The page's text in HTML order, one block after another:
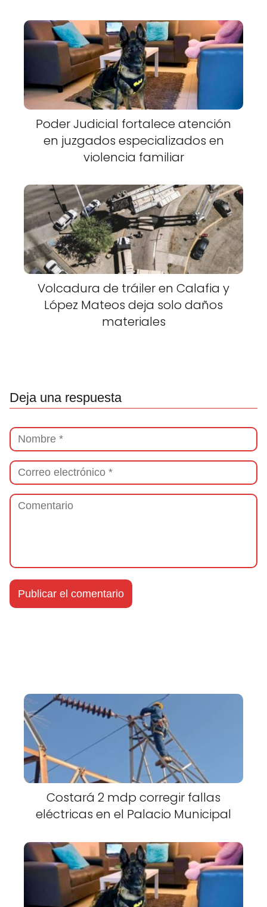
Poder Judicial fortalece atención
en juzgados especializados en
violencia familiar
Volcadura de tráiler en Calafia y
López Mateos deja solo daños
materiales
Deja una respuesta
Costará 2 mdp corregir fallas
eléctricas en el Palacio Municipal